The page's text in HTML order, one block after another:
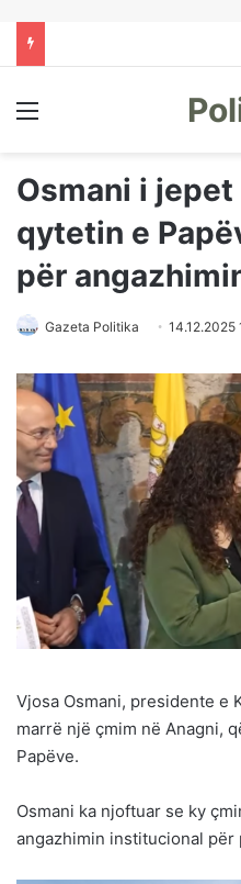
Menu
Osmani i
qytetin e
për
Gazeta Politika 14.12.2025
Vjosa Osmani, presidente e
marrë një çmim në Anagni,
Papëve.
Osmani ka njoftuar se ky
angazhimin institucional për